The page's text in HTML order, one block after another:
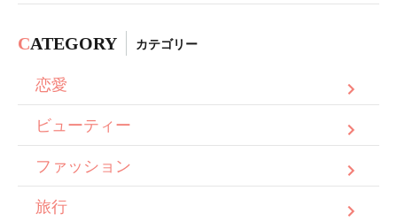
CATEGORY カテゴリー
恋愛
ビューティー
ファッション
旅行